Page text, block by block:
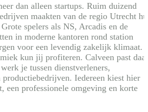
dan alleen startups. Ruim duizend
maakten van de regio Utrecht
spelers als NS, Arcadis en de
in moderne kantoren rond station
voor een levendig zakelijk klimaat.
kun jij profiteren. Calveen past
je tussen dienstverleners,
productiebedrijven. Iedereen kiest hier
professionele omgeving en korte